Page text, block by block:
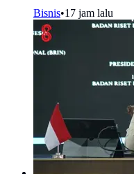
Bisnis•17 jam lalu